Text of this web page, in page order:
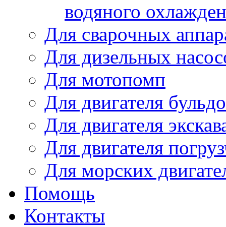
водяного
Для сварочных
Для дизельных
Для мотопомп
Для двигателя
Для двигателя
Для двигателя
Для морских
Помощь
Контакты